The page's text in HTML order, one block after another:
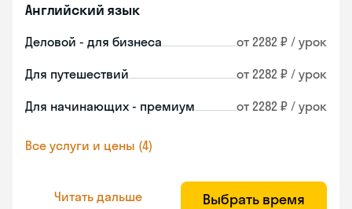
Английский язык
Деловой - для бизнеса от 2282 ₽ / урок
Для путешествий от 2282 ₽ / урок
Для начинающих - премиум от 2282 ₽ / урок
Все услуги и цены (4)
Читать дальше Выбрать время